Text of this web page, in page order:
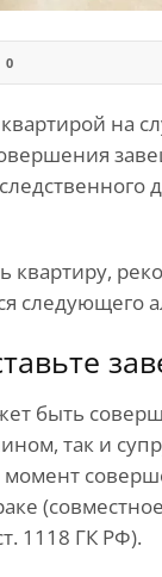
0
на
квартиру,
следующего
быть
так и
1118 ГК РФ).